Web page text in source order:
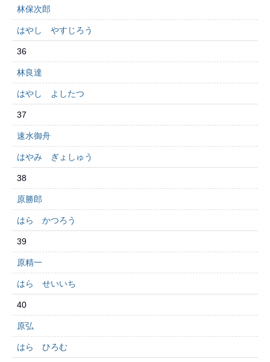
林保次郎
はやし やすじろう
36
林良達
はやし よしたつ
37
速水御舟
はやみ ぎょしゅう
38
原勝郎
はら かつろう
39
原精一
はら せいいち
40
原弘
はら ひろむ